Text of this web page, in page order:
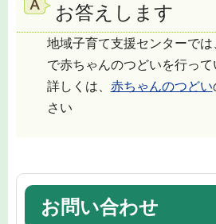
お答えします
地域子育て支援センターで
で赤ちゃんのつどいを行って
詳しくは、 赤ちゃんのつどい
さい
お問い合わせ